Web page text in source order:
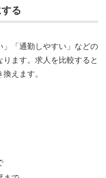
る
」「通勤しやすい」などの
ます。求人を比較すると
えます。